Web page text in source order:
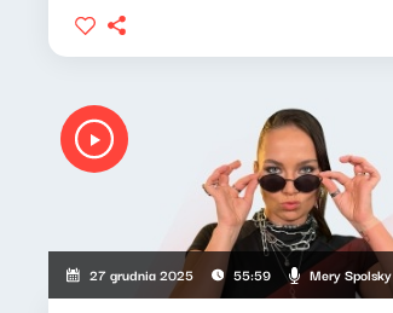
27 grudnia 2025 55:59 Mery Spolsky